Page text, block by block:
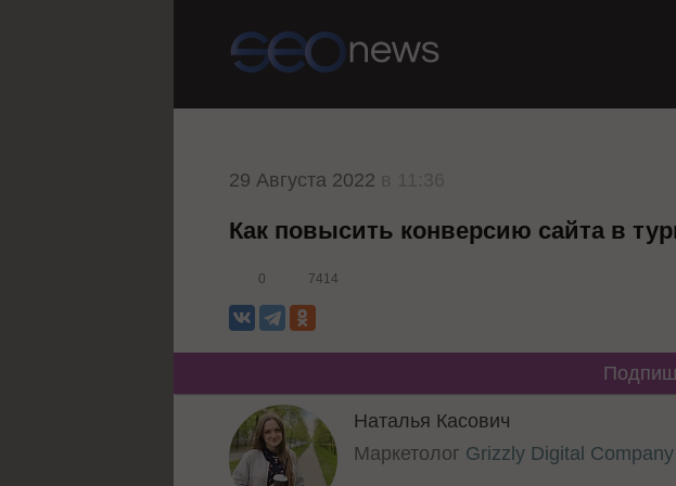
29 Августа 2022
Как повысить конверсию сайта в
0 7414
Наталья Касович
Маркетолог Grizzly Digital Company